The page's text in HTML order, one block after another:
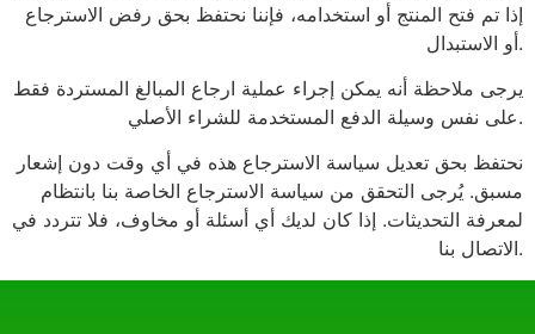
إذا تم فتح المنتج أو استخدامه، فإننا نحتفظ بحق رفض الاسترجاع
أو الاستبدال.
يرجى ملاحظة أنه يمكن إجراء عملية ارجاع المبالغ المستردة فقط
على نفس وسيلة الدفع المستخدمة للشراء الأصلي.
نحتفظ بحق تعديل سياسة الاسترجاع هذه في أي وقت دون إشعار
مسبق. يُرجى التحقق من سياسة الاسترجاع الخاصة بنا بانتظام
لمعرفة التحديثات. إذا كان لديك أي أسئلة أو مخاوف، فلا تتردد في
الاتصال بنا.